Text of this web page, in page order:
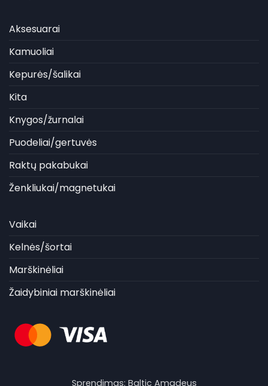
Aksesuarai
Kamuoliai
Kepurės/šalikai
Kita
Knygos/žurnalai
Puodeliai/gertuvės
Raktų pakabukai
Ženkliukai/magnetukai
Vaikai
Kelnės/šortai
Marškinėliai
Žaidybiniai marškinėliai
Sprendimas: Baltic Amadeus